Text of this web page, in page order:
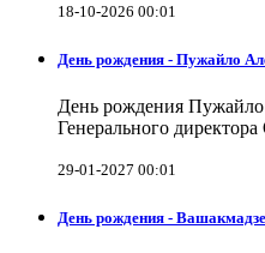
18-10-2026 00:01
День рождения - Пужайло
День рождения
Генерального
29-01-2027 00:01
День рождения -